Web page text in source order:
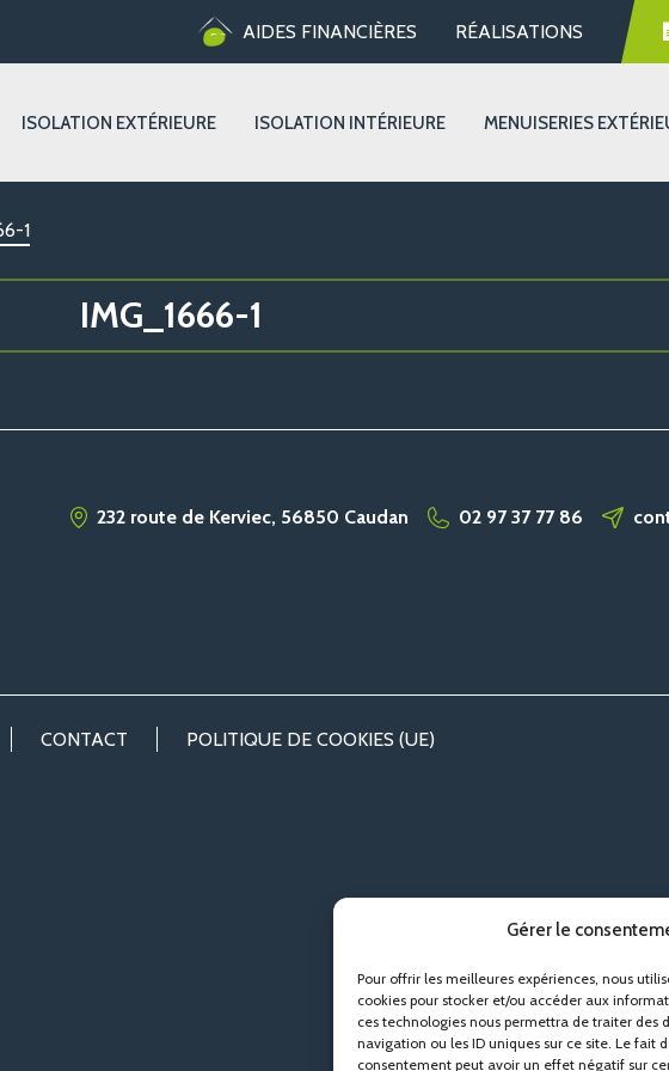
Gérer le
Pour offrir les meilleures expériences, nous
cookies pour stocker et/ou accéder aux
ces technologies nous permettra de traiter
navigation ou les ID uniques sur ce site. Le fait
consentement peut avoir un effet négatif sur
AIDES FINANCIÈRES RÉALISATIONS
ISOLATION EXTÉRIEURE ISOLATION INTÉRIEURE MENUISERIES
1
IMG_1666-1
232 route de Kerviec, 56850 Caudan 02 97 37 77 86
CONTACT POLITIQUE DE COOKIES (UE)